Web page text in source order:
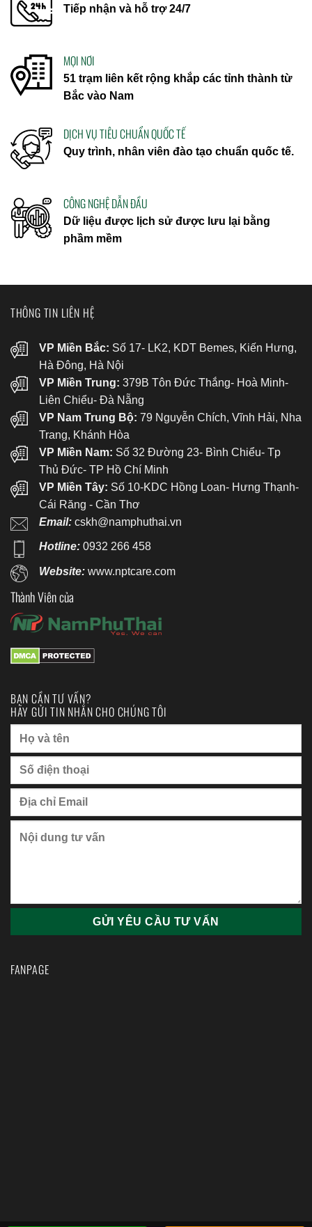
Tiếp nhận và hỗ trợ 24/7
MỌI NƠI
51 trạm liên kết rộng khắp các tỉnh thành từ
Bắc vào Nam
DỊCH VỤ TIÊU CHUẨN QUỐC TẾ
Quy trình, nhân viên đào tạo chuẩn quốc tế.
CÔNG NGHỆ DẪN ĐẦU
Dữ liệu được lịch sử được lưu lại bằng
phầm mềm
THÔNG TIN LIÊN HỆ
VP Miền Bắc: Số 17- LK2, KDT Bemes, Kiến Hưng,
Hà Đông, Hà Nội
VP Miền Trung: 379B Tôn Đức Thắng- Hoà Minh-
Liên Chiểu- Đà Nẵng
VP Nam Trung Bộ: 79 Nguyễn Chích, Vĩnh Hải, Nha
Trang, Khánh Hòa
VP Miền Nam: Số 32 Đường 23- Bình Chiểu- Tp
Thủ Đức- TP Hồ Chí Minh
VP Miền Tây: Số 10-KDC Hồng Loan- Hưng Thạnh-
Cái Răng - Cần Thơ
Email: cskh@namphuthai.vn
Hotline: 0932 266 458
Website:www.nptcare.com
Thành Viên của
BẠN CẦN TƯ VẤN?
HÃY GỬI TIN NHẮN CHO CHÚNG TÔI
FANPAGE